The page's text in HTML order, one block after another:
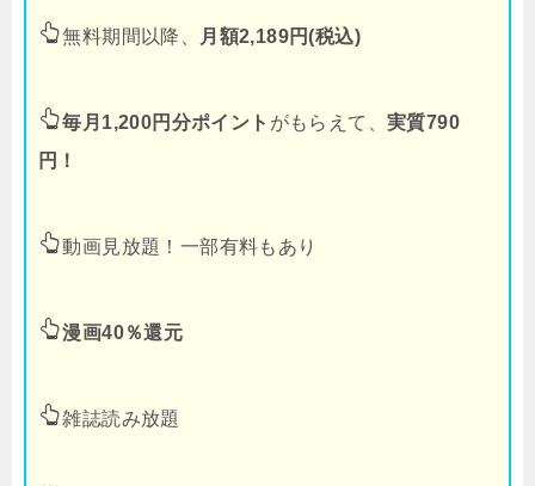
無料期間以降、 月額2,189円(税込)
毎月1,200円分ポイント がもらえて、実質790
円！
動画見放題！一部有料もあり
漫画40％還元
雑誌読み放題